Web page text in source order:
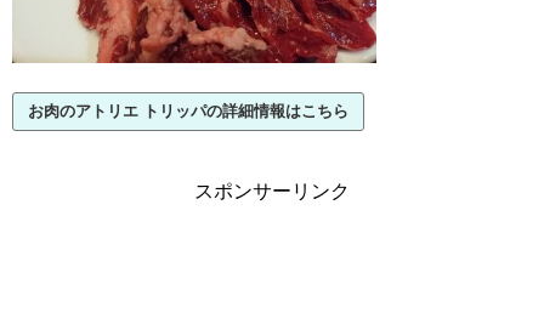
お肉のアトリエ トリッパの詳細情報はこちら
スポンサーリンク